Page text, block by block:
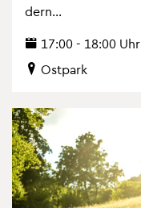
dern...
17:00 - 18:00 Uhr
Ost­park